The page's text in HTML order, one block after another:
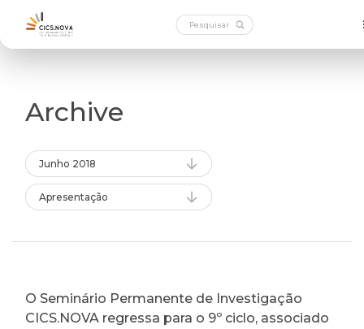
Archive
Junho 2018
Apresentação
O Seminário Permanente de Investigação
CICS.NOVA regressa para o 9º ciclo, associado